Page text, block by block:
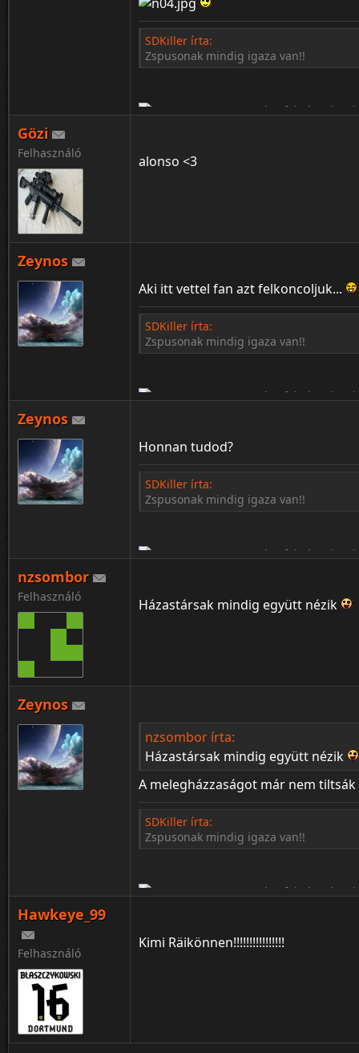
SDKiller írta:
Zspusonak mindig igaza van!!
Gözi
Felhasználó alonso <3
Zeynos
Aki itt vettel fan azt felkoncoljuk...
SDKiller írta:
Zspusonak mindig igaza van!!
¦ ™ ® © ↑ ♂ ▬ ╝ ↔ ╣ ═ › ↓ ± · ← → ∟ ↨ ◄
Zeynos
Honnan tudod?
SDKiller írta:
Zspusonak mindig igaza van!!
nzsombor
Felhasználó Házastársak mindig együtt nézik
Zeynos
nzsombor írta:
Házastársak mindig együtt nézik
A melegházzaságot már nem
SDKiller írta:
Zspusonak mindig igaza van!!
Hawkeye_99
Felhasználó
Kimi Räikönnen!!!!!!!!!!!!!!!!